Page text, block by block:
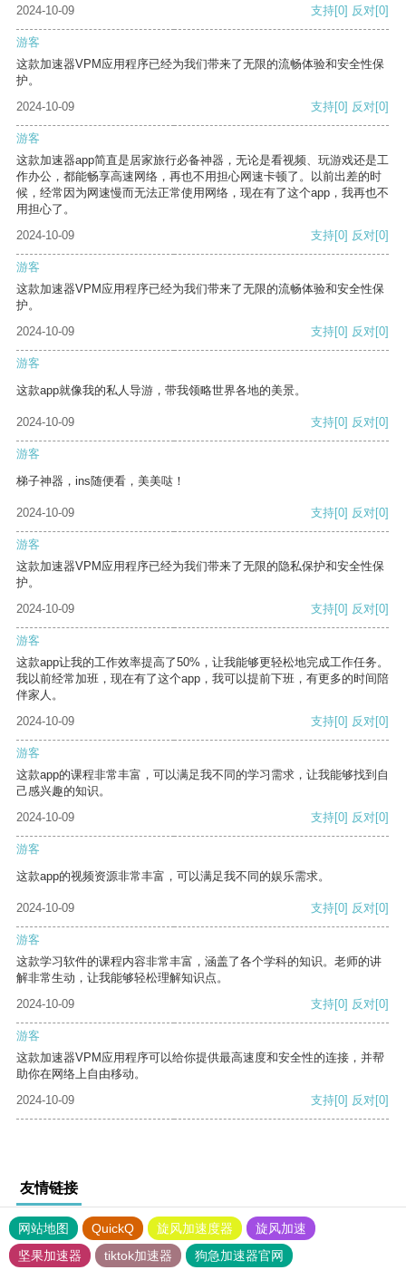
2024-10-09
支持[0] 反对[0]
游客
这款加速器VPM应用程序已经为我们带来了无限的流畅体验和安全性保
护。
2024-10-09
支持[0] 反对[0]
游客
这款加速器app简直是居家旅行必备神器，无论是看视频、玩游戏还是工
作办公，都能畅享高速网络，再也不用担心网速卡顿了。以前出差的时
候，经常因为网速慢而无法正常使用网络，现在有了这个app，我再也不
用担心了。
2024-10-09
支持[0] 反对[0]
游客
这款加速器VPM应用程序已经为我们带来了无限的流畅体验和安全性保
护。
2024-10-09
支持[0] 反对[0]
游客
这款app就像我的私人导游，带我领略世界各地的美景。
2024-10-09 支持[0] 反对[0]
游客
梯子神器，ins随便看，美美哒！
2024-10-09 支持[0] 反对[0]
游客
这款加速器VPM应用程序已经为我们带来了无限的隐私保护和安全性保
护。
2024-10-09
支持[0] 反对[0]
游客
这款app让我的工作效率提高了50%，让我能够更轻松地完成工作任务。
我以前经常加班，现在有了这个app，我可以提前下班，有更多的时间陪
伴家人。
2024-10-09
支持[0] 反对[0]
游客
这款app的课程非常丰富，可以满足我不同的学习需求，让我能够找到自
己感兴趣的知识。
2024-10-09
支持[0] 反对[0]
游客
这款app的视频资源非常丰富，可以满足我不同的娱乐需求。
2024-10-09 支持[0] 反对[0]
游客
这款学习软件的课程内容非常丰富，涵盖了各个学科的知识。老师的讲
解非常生动，让我能够轻松理解知识点。
2024-10-09
支持[0] 反对[0]
游客
这款加速器VPM应用程序可以给你提供最高速度和安全性的连接，并帮
助你在网络上自由移动。
2024-10-09
支持[0] 反对[0]
友情链接
网站地图 QuickQ 旋风加速度器
旋风加速
坚果加速器
tiktok加速器 狗急加速器官网